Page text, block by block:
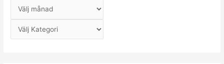
Kategorier